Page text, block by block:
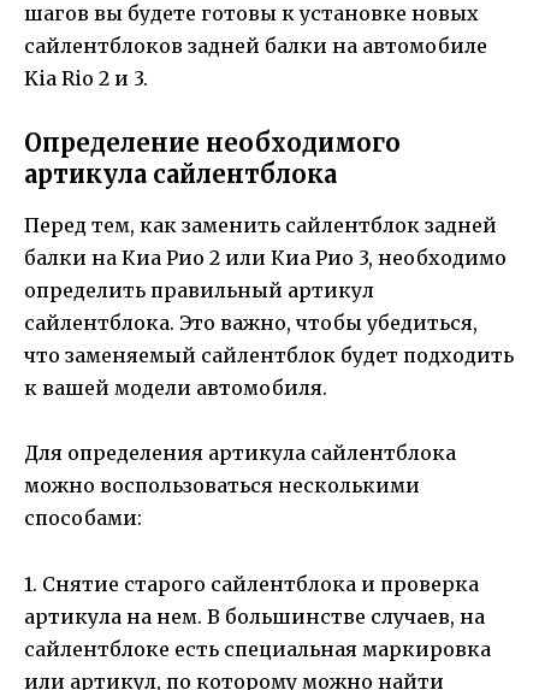
шагов вы будете готовы к установке новых
сайлентблоков задней балки на автомобиле
Kia Rio 2 и 3.
Определение необходимого
артикула сайлентблока
Перед тем, как заменить сайлентблок задней
балки на Киа Рио 2 или Киа Рио 3, необходимо
определить правильный артикул
сайлентблока. Это важно, чтобы убедиться,
что заменяемый сайлентблок будет подходить
к вашей модели автомобиля.
Для определения артикула сайлентблока
можно воспользоваться несколькими
способами:
1. Снятие старого сайлентблока и проверка
артикула на нем. В большинстве случаев, на
сайлентблоке есть специальная маркировка
или артикул, по которому можно найти